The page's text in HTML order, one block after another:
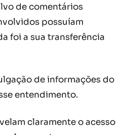
de comentários
possuíam
foi a sua transferência
de informações do
entendimento.
claramente o acesso